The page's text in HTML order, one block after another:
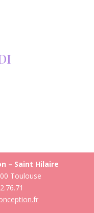
– Saint Hilaire
Toulouse